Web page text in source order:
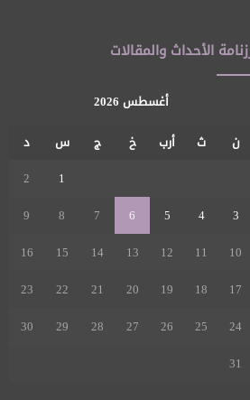
الأحداث والمقالات
أغسطس 2026
ن
ث أرب خ ج س
د
1
2
3
4
5
6
7
8
9
10
11
12
13
14
15
16
17
18
19
20
21
22
23
24
25
26
27
28
29
30
31